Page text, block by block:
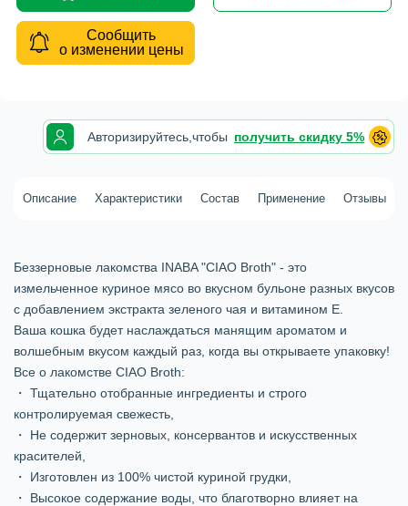
Сообщить
о изменении цены
Авторизируйтесь, чтобы получить скидку 5%
Описание Характеристики Состав Применение Отзывы
Беззерновые лакомства INABA "CIAO Broth" - это
измельченное куриное мясо во вкусном бульоне разных вкусов
с добавлением экстракта зеленого чая и витамином Е.
Ваша кошка будет наслаждаться манящим ароматом и
волшебным вкусом каждый раз, когда вы открываете упаковку!
Все о лакомстве CIAO Broth:
・ Тщательно отобранные ингредиенты и строго
контролируемая свежесть,
・ Не содержит зерновых, консервантов и искусственных
красителей,
・ Изготовлен из 100% чистой куриной грудки,
・ Высокое содержание воды, что благотворно влияет на